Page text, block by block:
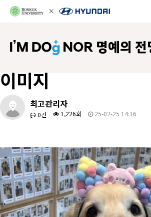
NOR 명예의 전
이미지
최고관리자
0건 1,226회 25-02-25 14:16